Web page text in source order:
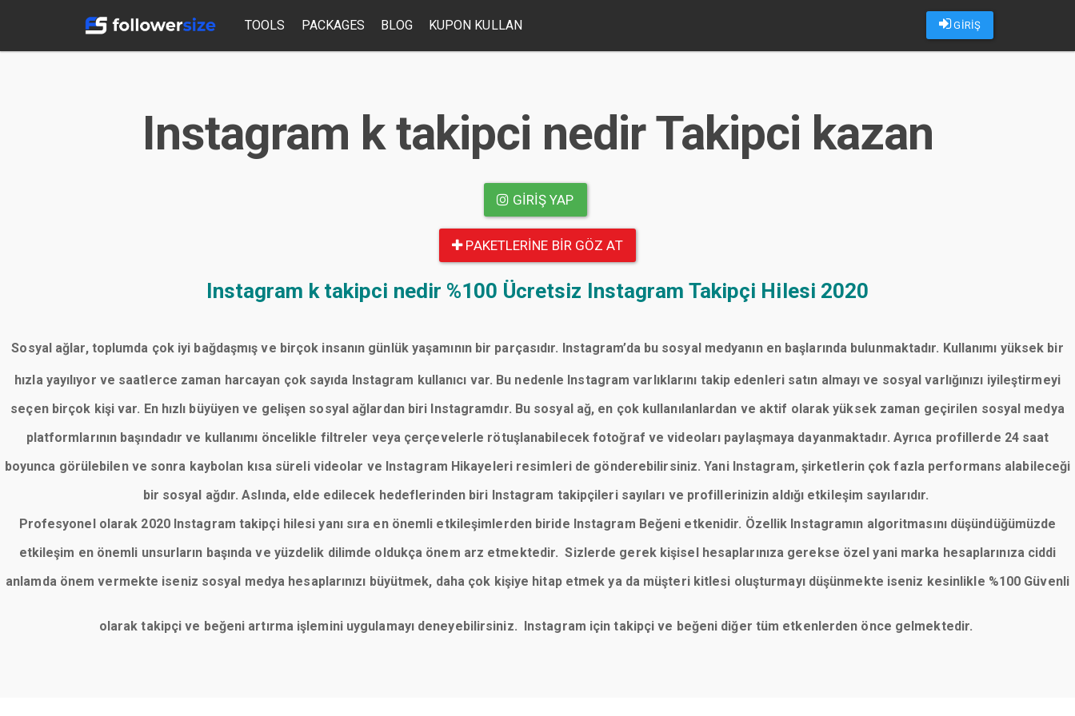
GİRİŞ
TOOLS PACKAGES BLOG KUPON KULLAN
Instagram k takipci nedir Takipci kazan
GIRIŞ YAP
PAKETLERINE BIR GÖZ AT
Instagram k takipci nedir %100 Ücretsiz Instagram Takipçi Hilesi 2020
Sosyal ağlar, toplumda çok iyi bağdaşmış ve birçok insanın günlük yaşamının bir parçasıdır. Instagram’da bu sosyal medyanın en başlarında bulunmaktadır. Kullanımı yüksek bir
hızla yayılıyor ve saatlerce zaman harcayan çok sayıda Instagram kullanıcı var. Bu nedenle Instagram varlıklarını takip edenleri satın almayı ve sosyal varlığınızı iyileştirmeyi
seçen birçok kişi var. En hızlı büyüyen ve gelişen sosyal ağlardan biri Instagramdır. Bu sosyal ağ, en çok kullanılanlardan ve aktif olarak yüksek zaman geçirilen sosyal medya
platformlarının başındadır ve kullanımı öncelikle filtreler veya çerçevelerle rötuşlanabilecek fotoğraf ve videoları paylaşmaya dayanmaktadır. Ayrıca profillerde 24 saat
boyunca görülebilen ve sonra kaybolan kısa süreli videolar ve Instagram Hikayeleri resimleri de gönderebilirsiniz. Yani Instagram, şirketlerin çok fazla performans alabileceği
bir sosyal ağdır. Aslında, elde edilecek hedeflerinden biri Instagram takipçileri sayıları ve profillerinizin aldığı etkileşim sayılarıdır.
Profesyonel olarak 2020 Instagram takipçi hilesi yanı sıra en önemli etkileşimlerden biride Instagram Beğeni etkenidir. Özellik Instagramın algoritmasını düşündüğümüzde
etkileşim en önemli unsurların başında ve yüzdelik dilimde oldukça önem arz etmektedir. Sizlerde gerek kişisel hesaplarınıza gerekse özel yani marka hesaplarınıza ciddi
anlamda önem vermekte iseniz sosyal medya hesaplarınızı büyütmek, daha çok kişiye hitap etmek ya da müşteri kitlesi oluşturmayı düşünmekte iseniz kesinlikle %100 Güvenli
olarak takipçi ve beğeni artırma işlemini uygulamayı deneyebilirsiniz. Instagram için takipçi ve beğeni diğer tüm etkenlerden önce gelmektedir.